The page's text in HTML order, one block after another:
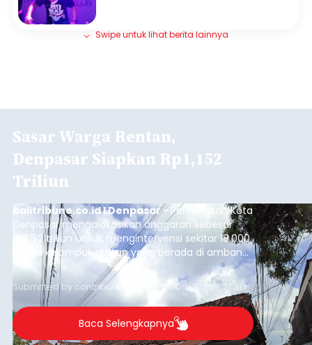
Swipe untuk lihat berita lainnya
Sasar Warga Rentan,
Denpasar Siapkan Rp1,152
Triliun
balitribune.co.id I Denpasar - Pemerintah Kota
Denpasar mengalokasikan anggaran sebesar
Rp1,152 triliun untuk mengintervensi sekitar 18.000
warga kelompok rentan yang berada di ambang
garis kemiskinan. Langkah strategis ini diambil
guna menjaga masyarakat yang berada pada
kelompok desil 5 dan 6 tersebut agar tidak
merosot ke kategori miskin.
Submitted by contributor Thu, 08/06/2026 - 21:31
Baca Selengkapnya